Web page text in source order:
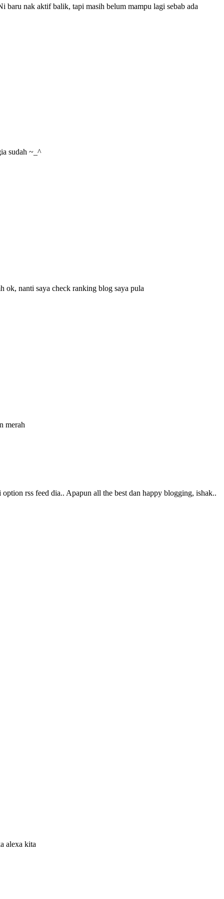
nak aktif balik, tapi masih belum mampu lagi sebab ada
sudah ~_^
ok, nanti saya check ranking blog saya pula
merah
rss feed dia.. Apapun all the best dan happy blogging, ishak..
alexa kita